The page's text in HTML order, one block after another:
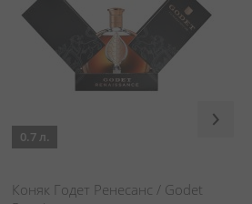
0.7 л.
Коняк Годет Ренесанс / Godet